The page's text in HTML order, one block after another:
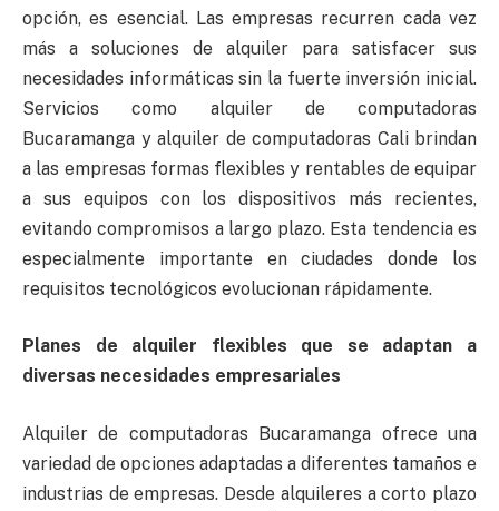
opción, es esencial. Las empresas recurren cada vez
más a soluciones de alquiler para satisfacer sus
necesidades informáticas sin la fuerte inversión inicial.
Servicios como alquiler de computadoras
Bucaramanga y alquiler de computadoras Cali brindan
a las empresas formas flexibles y rentables de equipar
a sus equipos con los dispositivos más recientes,
evitando compromisos a largo plazo. Esta tendencia es
especialmente importante en ciudades donde los
requisitos tecnológicos evolucionan rápidamente.
Planes de alquiler flexibles que se adaptan a
diversas necesidades empresariales
Alquiler de computadoras Bucaramanga ofrece una
variedad de opciones adaptadas a diferentes tamaños e
industrias de empresas. Desde alquileres a corto plazo